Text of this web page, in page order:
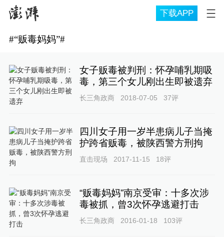
下载APP
#“贩毒妈妈”#
女子贩毒被判刑：怀孕哺乳期吸
毒，第三个女儿刚出生即被遗弃
长三角政商 2018-07-05 37评
四川女子用一岁半患病儿子当掩
护跨省贩毒，被陕西警方刑拘
直击现场 2017-11-15 18评
“贩毒妈妈”南京受审：十多次涉
毒被抓，曾3次怀孕逃避打击
长三角政商 2016-01-18 103评